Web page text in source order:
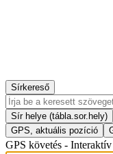
Sírkereső
Sír helye (tábla.sor.hely)
GPS, aktuális pozíció
GPS követés - Interaktív